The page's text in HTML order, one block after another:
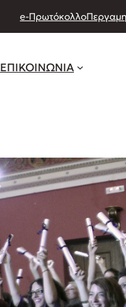
e-Πρωτόκολλο
ΕΠΙΚΟΙΝΩΝΙΑ